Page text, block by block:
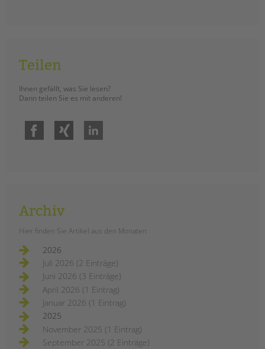
KARRIERE
Stellenangebote
tandem als Arbeitgeberin
NEWS/BLOG
Magazin
KONTAKT
Impressum
Datenschutz
Hinweisgebersystem
Intranet
Teilen
Ihnen gefällt, was Sie lesen?
Dann teilen Sie es mit anderen!
Facebook
Archiv
Hier finden Sie Artikel aus den Monaten
2026
Juli 2026 (2 Einträge)
Juni 2026 (3 Einträge)
April 2026 (1 Eintrag)
Januar 2026 (1 Eintrag)
2025
November 2025 (1 Eintrag)
September 2025 (2 Einträge)